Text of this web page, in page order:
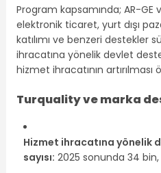
Program kapsamında; AR-
elektronik ticaret, yurt dışı
katılımı ve benzeri destekler
ihracatına yönelik devlet
hizmet ihracatının artırılması
Turquality ve marka
Hizmet ihracatına yönelik
sayısı: 2025 sonunda 34 bin,